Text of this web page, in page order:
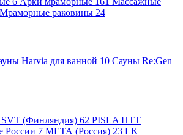
Мраморные раковины 24
Harvia для ванной 10 Сауны Re:Gen
SVT (Финляндия) 62 PISLA HTT
России 7 МЕТА (Россия) 23 LK